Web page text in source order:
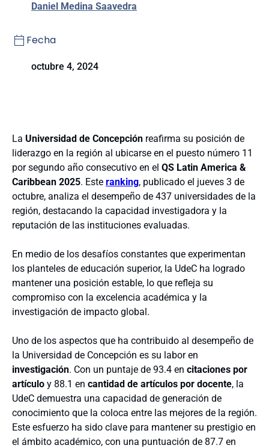
Daniel Medina Saavedra
Fecha
octubre 4, 2024
La Universidad de Concepción reafirma su posición de
liderazgo en la región al ubicarse en el puesto número 11
por segundo año consecutivo en el QS Latin America &
Caribbean 2025. Este ranking, publicado el jueves 3 de
octubre, analiza el desempeño de 437 universidades de la
región, destacando la capacidad investigadora y la
reputación de las instituciones evaluadas.
En medio de los desafíos constantes que experimentan
los planteles de educación superior, la UdeC ha logrado
mantener una posición estable, lo que refleja su
compromiso con la excelencia académica y la
investigación de impacto global.
Uno de los aspectos que ha contribuido al desempeño de
la Universidad de Concepción es su labor en
investigación. Con un puntaje de 93.4 en citaciones por
artículo y 88.1 en cantidad de artículos por docente, la
UdeC demuestra una capacidad de generación de
conocimiento que la coloca entre las mejores de la región.
Este esfuerzo ha sido clave para mantener su prestigio en
el ámbito académico, con una puntuación de 87.7 en